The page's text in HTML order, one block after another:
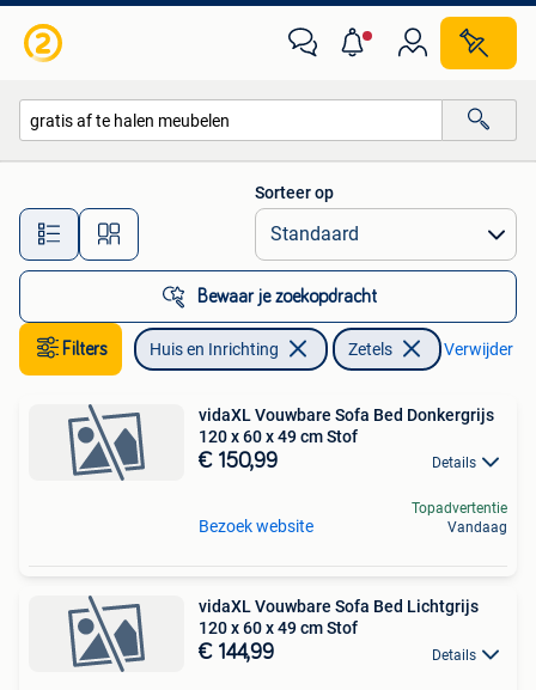
Alle afstanden…
Sorteer op
Bewaar je zoekopdracht
Filters Huis en Inrichting Zetels Verwijder
vidaXL Vouwbare Sofa Bed Donkergrijs
120 x 60 x 49 cm Stof
€ 150,99 Details
Bezoek website
Topadvertentie
Vandaag
vidaXL Vouwbare Sofa Bed Lichtgrijs
120 x 60 x 49 cm Stof
€ 144,99 Details